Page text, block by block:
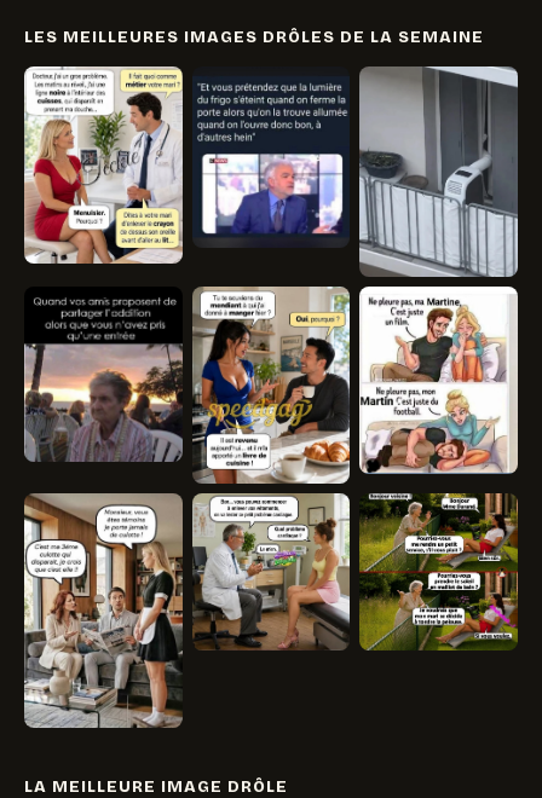
LES MEILLEURES IMAGES DRÔLES DE LA SEMAINE
LA MEILLEURE IMAGE DRÔLE